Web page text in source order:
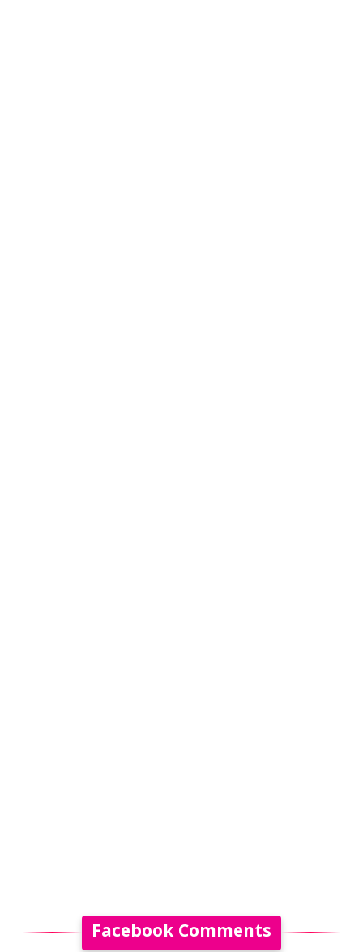
Facebook Comments